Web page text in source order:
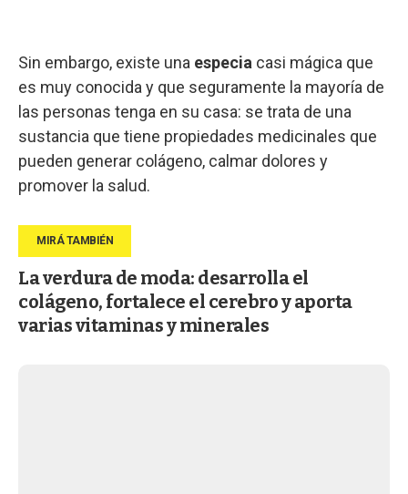
Sin embargo, existe una especia casi mágica que
es muy conocida y que seguramente la mayoría de
las personas tenga en su casa: se trata de una
sustancia que tiene propiedades medicinales que
pueden generar colágeno, calmar dolores y
promover la salud.
La verdura de moda: desarrolla el
colágeno, fortalece el cerebro y aporta
varias vitaminas y minerales